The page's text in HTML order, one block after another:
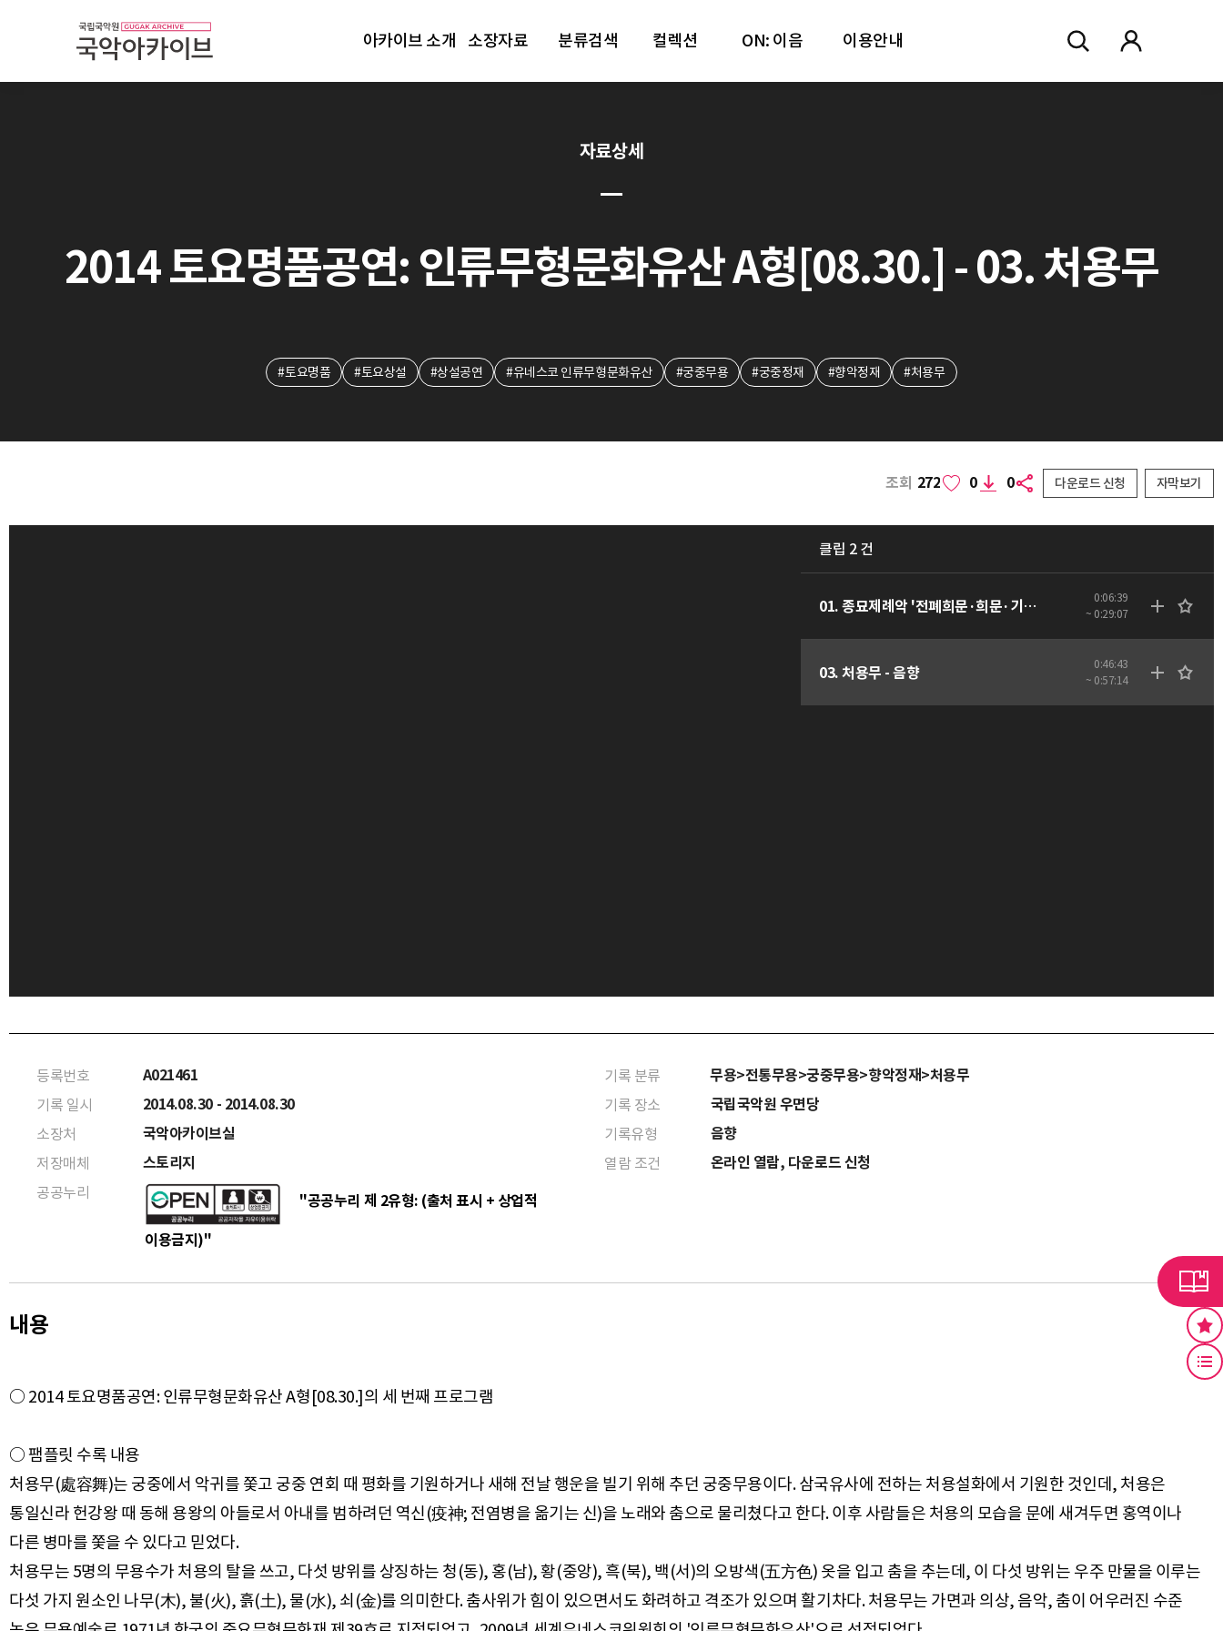
아카이브 소개 소장자료 분류검색 컬렉션 ON: 이음 이용안내
자료상세
2014 토요명품공연: 인류무형문화유산 A형[08.30.] - 03. 처용무
#토요명품 #토요상설 #상설공연 #유네스코 인류무형문화유산 #궁중무용 #궁중정재 #향악정재 #처용무
조회 272 0 0 다운로드 신청 자막보기
클립 2 건
01. 종묘제례악 '전폐희문·희문·기명·역성·소무·독경·영관' - 음향
0:06:39
~ 0:29:07
03. 처용무 - 음향
0:46:43
~ 0:57:14
등록번호 A021461 기록 분류 무용>전통무용>궁중무용>향악정재>처용무
기록 일시 2014.08.30 - 2014.08.30 기록 장소 국립국악원 우면당
소장처 국악아카이브실 기록유형 음향
저장매체 스토리지 열람 조건 온라인 열람, 다운로드 신청
공공누리 "공공누리 제 2유형: (출처 표시 + 상업적
이용금지)"
내용
○ 2014 토요명품공연: 인류무형문화유산 A형[08.30.]의 세 번째 프로그램
○ 팸플릿 수록 내용
처용무(處容舞)는 궁중에서 악귀를 쫓고 궁중 연회 때 평화를 기원하거나 새해 전날 행운을 빌기 위해 추던 궁중무용이다. 삼국유사에 전하는 처용설화에서 기원한 것인데, 처용은
통일신라 헌강왕 때 동해 용왕의 아들로서 아내를 범하려던 역신(疫神; 전염병을 옮기는 신)을 노래와 춤으로 물리쳤다고 한다. 이후 사람들은 처용의 모습을 문에 새겨두면 홍역이나
다른 병마를 쫓을 수 있다고 믿었다.
처용무는 5명의 무용수가 처용의 탈을 쓰고, 다섯 방위를 상징하는 청(동), 홍(남), 황(중앙), 흑(북), 백(서)의 오방색(五方色) 옷을 입고 춤을 추는데, 이 다섯 방위는 우주 만물을 이루는
다섯 가지 원소인 나무(木), 불(火), 흙(土), 물(水), 쇠(金)를 의미한다. 춤사위가 힘이 있으면서도 화려하고 격조가 있으며 활기차다. 처용무는 가면과 의상, 음악, 춤이 어우러진 수준